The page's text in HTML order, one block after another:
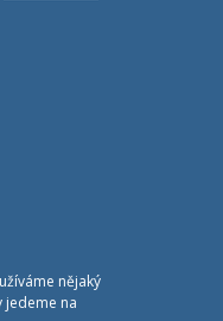
nějaký
jedeme na